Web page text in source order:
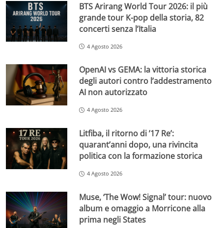
BTS Arirang World Tour 2026: il più
grande tour K-pop della storia, 82
concerti senza l’Italia
4 Agosto 2026
OpenAI vs GEMA: la vittoria storica
degli autori contro l’addestramento
AI non autorizzato
4 Agosto 2026
Litfiba, il ritorno di ’17 Re’:
quarant’anni dopo, una rivincita
politica con la formazione storica
4 Agosto 2026
Muse, ‘The Wow! Signal’ tour: nuovo
album e omaggio a Morricone alla
prima negli States